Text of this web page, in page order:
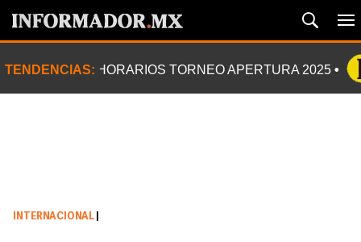
TENDENCIAS: HORARIOS TORNEO APERTURA 2025
INTERNACIONAL